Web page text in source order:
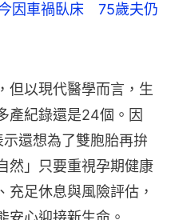
因車禍臥床 75歲夫仍
但以現代醫學而言，生
產紀錄還是24個。因
還想為了雙胞胎再拚
然」只要重視孕期健康
充足休息與風險評估，